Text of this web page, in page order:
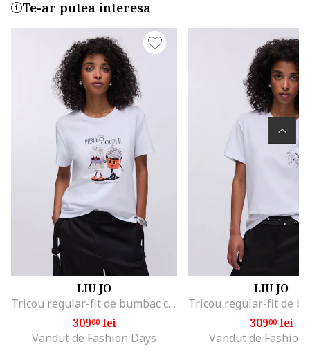
Te-ar putea interesa
LIU JO
Tricou regular-fit de bumbac cu aplicatie din strasuri, Alb/Negru/Portocaliu mandarina
30900lei
Vandut de Fashion Days
LIU JO
30900lei
Vandut de Fashion